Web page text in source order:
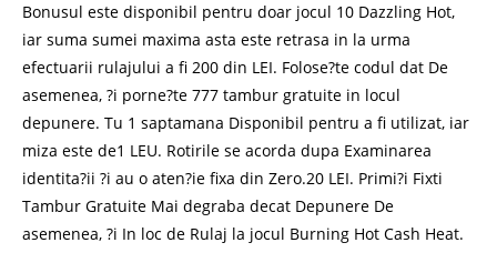
Bonusul este disponibil pentru doar jocul 10 Dazzling Hot,
iar suma sumei maxima asta este retrasa in la urma
efectuarii rulajului a fi 200 din LEI. Folose?te codul dat De
asemenea, ?i porne?te 777 tambur gratuite in locul
depunere. Tu 1 saptamana Disponibil pentru a fi utilizat, iar
miza este de1 LEU. Rotirile se acorda dupa Examinarea
identita?ii ?i au o aten?ie fixa din Zero.20 LEI. Primi?i Fixti
Tambur Gratuite Mai degraba decat Depunere De
asemenea, ?i In loc de Rulaj la jocul Burning Hot Cash Heat.